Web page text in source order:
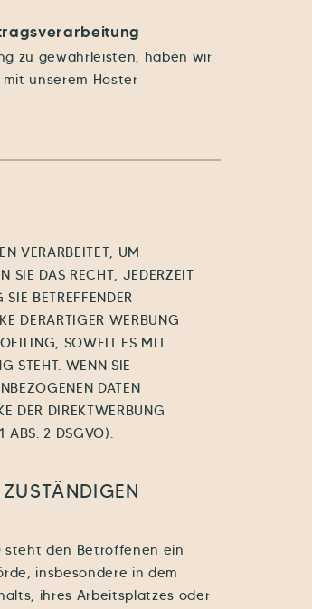
zu gewährleisten, haben wir
unserem Hoster
VERARBEITET, UM
SIE DAS RECHT, JEDERZEIT
BETREFFENDER
DERARTIGER WERBUNG
SOWEIT ES MIT
STEHT. WENN SIE
DATEN
DER DIREKTWERBUNG
ABS. 2 DSGVO).
steht den Betroffenen ein
insbesondere in dem
ihres Arbeitsplatzes oder